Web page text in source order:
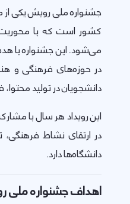
جشنواره ملی رویش یکی از
کشور است که با
می‌شود. این جشنواره با
در حوزه‌های فرهنگی و
دانشجویان در تولید
این رویداد هر سال با
در ارتقای نشاط
دانشگاه‌ها دارد.
اهداف جشنواره ملی